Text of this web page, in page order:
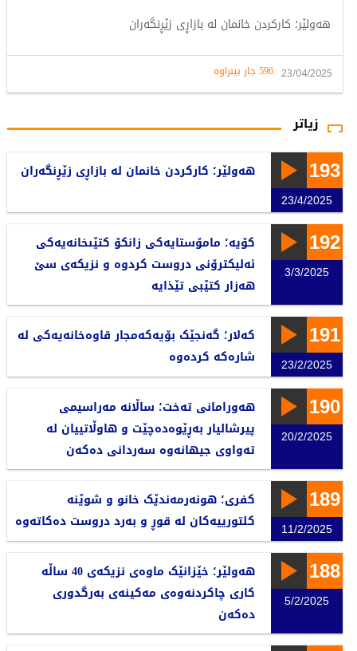
هەولێر؛ کارکردن خانمان لە بازاڕی زێڕنگەران
23/04/2025 596 جار بینراوە
زیاتر
193
23/4/2025
هەولێر؛ کارکردن خانمان لە بازاڕی زێڕنگەران
192
3/3/2025
کۆیە؛ مامۆستایەکی زانکۆ کتێىخانەیەکی
ئەلیکترۆنی دروست کردوە و نزیکەی سێ
هەزار کتێبی تێذایە
191
23/2/2025
کەلار؛ گەنجێک بۆیەکەمجار قاوەخانەیەکی لە
شارەکە کردەوە
190
20/2/2025
هەورامانی تەخت؛ ساڵانە مەراسیمی
پیرشالیار بەڕێوەدەچێت و هاوڵاتییان لە
تەواوی جیهانەوە سەردانی دەکەن
189
11/2/2025
کفری؛ هونەرمەندێک خانو و شوێنە
کلتورییەکان لە قوڕ و بەرد دروست دەکاتەوە
188
5/2/2025
هەولێر؛ خێزانێک ماوەی نزیکەی 40 ساڵە
کاری چاکردنەوەی مەکینەی بەرگدوری
دەکەن